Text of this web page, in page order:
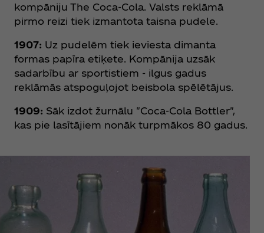
kompāniju The Coca‑Cola. Valsts reklāmā
pirmo reizi tiek izmantota taisna pudele.
1907: Uz pudelēm tiek ieviesta dimanta
formas papīra etiķete. Kompānija uzsāk
sadarbību ar sportistiem - ilgus gadus
reklāmās atspoguļojot beisbola spēlētājus.
1909: Sāk izdot žurnālu "Coca‑Cola Bottler",
kas pie lasītājiem nonāk turpmākos 80 gadus.